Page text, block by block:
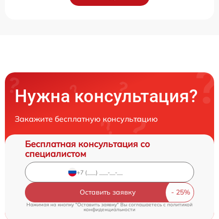
Нужна консультация?
Закажите бесплатную консультацию
Бесплатная консультация со
специалистом
Оставить заявку
Нажимая на кнопку "Оставить заявку" Вы соглашаетесь c политикой
конфиденциальности